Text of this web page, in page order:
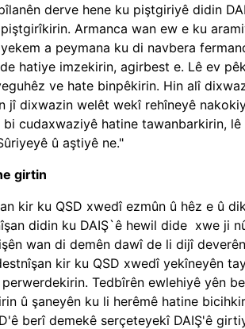
derve hene ku piştgiriyê didin
Armanca wan ew e ku
a peymana ku di navbera
hatiye imzekirin, agirbest e. Lê ev
ve hate binpêkirin. Hin alî
jî dixwazin welêt wekî rehîneyê
bi cudaxwaziyê hatine tawanbarkirin,
û aştiyê ne."
girtin
kir ku QSD xwedî ezmûn û hêz e û
didin ku DAIŞ`ê hewil dide xwe ji
wan di demên dawî de li dijî
kir ku QSD xwedî yekîneyên
Tedbîrên ewlehiyê yên
û şaneyên ku li herêmê hatine
berî demekê serçeteyekî DAIŞ'ê